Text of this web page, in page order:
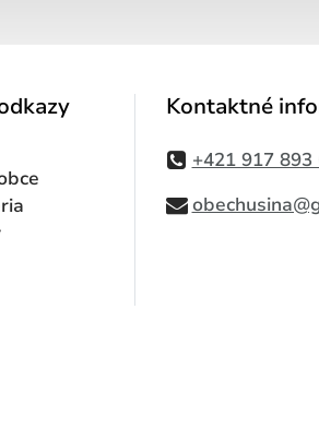
Kontaktné
+421 917 893